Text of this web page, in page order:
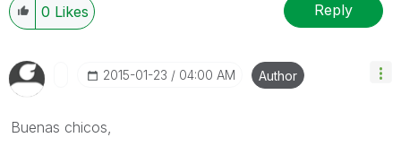
0 Likes Reply
‎2015-01-23 04:00 AM Author
Buenas chicos,